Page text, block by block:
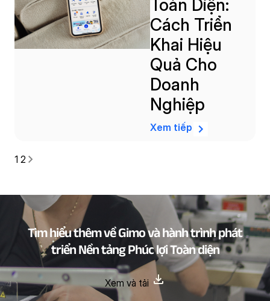
Toàn Diện:
Cách Triển
Khai Hiệu
Quả Cho
Doanh
Nghiệp
Xem tiếp
1 2
Tìm hiểu thêm về Gimo và hành trình phát
triển Nền tảng Phúc lợi Toàn diện
Xem và tải